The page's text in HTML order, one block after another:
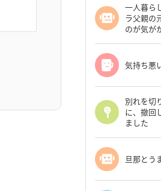
一人暮ら
ラ父親の
のが気が
気持ち悪
別れを切
に、撤回
ました
旦那とう